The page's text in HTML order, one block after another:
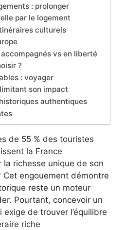
: prolonger
par le logement
culturels
vs en liberté
?
: voyager
son impact
authentiques
de 55 % des touristes
la France
la richesse unique de son
Cet engouement démontre
reste un moteur
Pourtant, concevoir un
de trouver l’équilibre
riche